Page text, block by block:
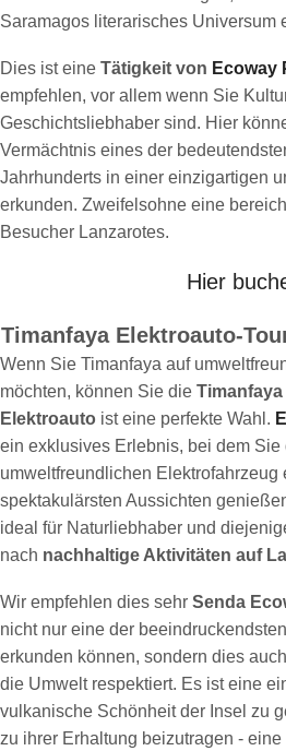
Saramagos literarisches Universum
Dies ist eine Tätigkeit von Ecoway
empfehlen, vor allem wenn Sie
Geschichtsliebhaber sind. Hier
Vermächtnis eines der
Jahrhunderts in einer einzigartigen
erkunden. Zweifelsohne eine
Besucher Lanzarotes.
Hier
Timanfaya Elektroauto-
Wenn Sie Timanfaya auf
möchten, können Sie die
Elektroauto ist eine perfekte Wahl.
ein exklusives Erlebnis, bei dem Sie
umweltfreundlichen
spektakulärsten Aussichten
ideal für Naturliebhaber und
nach nachhaltige Aktivitäten auf
Wir empfehlen dies sehr Senda
nicht nur eine der
erkunden können, sondern dies
die Umwelt respektiert. Es ist eine
vulkanische Schönheit der Insel zu
zu ihrer Erhaltung beizutragen -